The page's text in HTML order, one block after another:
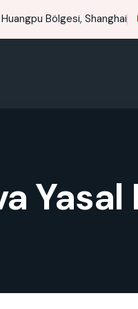
Bölgesi, Shanghai